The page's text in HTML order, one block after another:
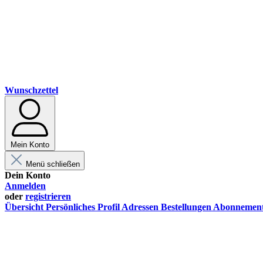
Wunschzettel
Mein Konto
Menü schließen
Dein Konto
Anmelden
oder registrieren
Übersicht Persönliches Profil Adressen Bestellungen